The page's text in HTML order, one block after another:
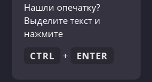
Нашли опечатку?
Выделите текст и
нажмите
CTRL
+ ENTER